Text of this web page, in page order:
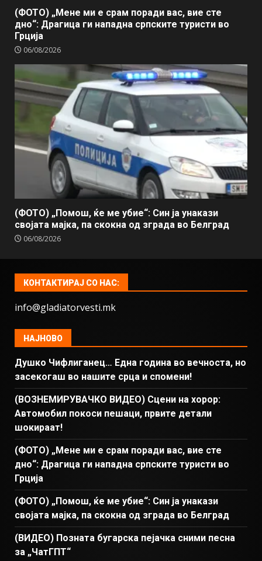
(ФОТО) „Мене ми е срам поради вас, вие сте
дно“: Драгица ги нападна српските туристи во
Грција
06/08/2026
(ФОТО) „Помош, ќе ме убие“: Син ја унакази
својата мајка, па скокна од зграда во Белград
06/08/2026
КОНТАКТИРАЈ СО НАС:
info@gladiatorvesti.mk
НАЈНОВО
Душко Чифлиганец… Eдна година во вечноста, но
засекогаш во нашите срца и спомени!
(ВОЗНЕМИРУВАЧКО ВИДЕО) Сцени на хорор:
Автомобил покоси пешаци, првите детали
шокираат!
(ФОТО) „Мене ми е срам поради вас, вие сте
дно“: Драгица ги нападна српските туристи во
Грција
(ФОТО) „Помош, ќе ме убие“: Син ја унакази
својата мајка, па скокна од зграда во Белград
(ВИДЕО) Позната бугарска пејачка сними песна
за „ЧатГПТ“